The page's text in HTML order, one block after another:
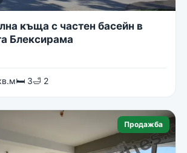
къща с частен басейн в
Блексирама
🛏 3🛁 2
Продажба